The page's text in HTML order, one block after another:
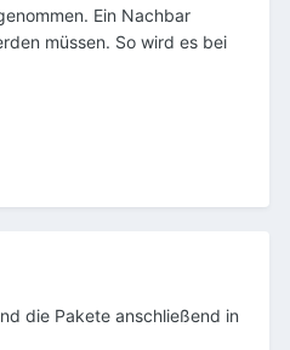
Ein Nachbar
müssen. So wird es bei
die Pakete anschließend in